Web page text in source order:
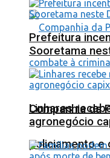
Companhia da
policiamento e
Prefeitura
Sooretama
Linhares
agronegócio